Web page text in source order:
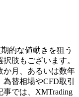
的な値動きを狙う
肢もございます。
か月、あるいは数年
替相場やCFD取引
では、XMTrading